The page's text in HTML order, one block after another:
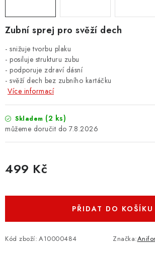
O nás
Hodnocení obchodu
Obchodní podmínky
Zubní sprej pro svěží dech
- snižuje tvorbu plaku
- posiluje strukturu zubu
- podporuje zdraví dásní
- svěží dech bez zubního kartáčku
Více informací
Skladem (2 ks)
7.8.2026
499 Kč
PŘIDAT DO KOŠÍKU
Kód zboží: A10000484 Značka: